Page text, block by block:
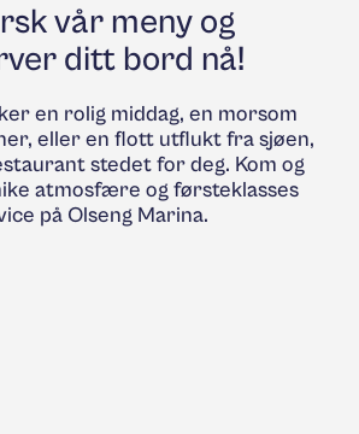
vår meny og
ditt bord nå!
en rolig middag, en morsom
eller en flott utflukt fra sjøen,
stedet for deg. Kom og
atmosfære og førsteklasses
på Olseng Marina.